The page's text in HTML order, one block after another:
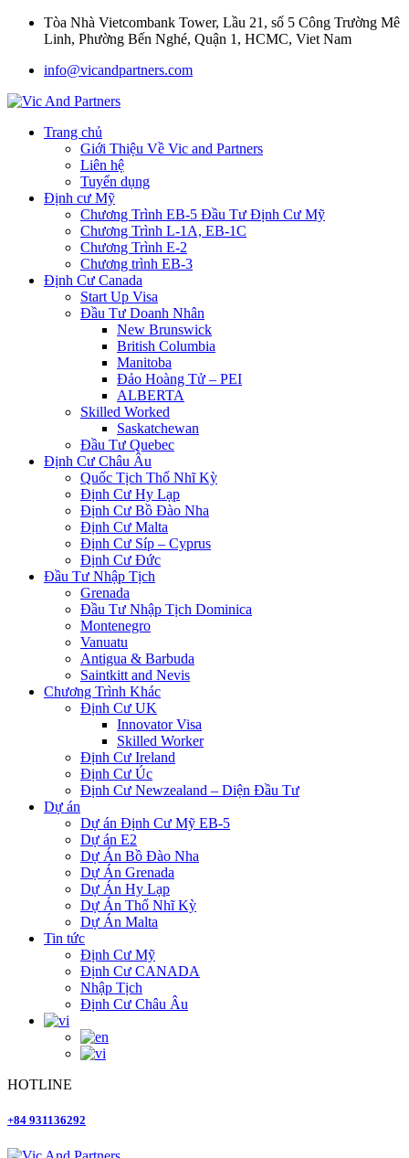
Tòa Nhà Vietcombank Tower, Lầu 21, số 5 Công Trường Mê
Linh, Phường Bến Nghé, Quận 1, HCMC, Viet Nam
info@vicandpartners.com
Trang chủ
Giới Thiệu Về Vic and Partners
Liên hệ
Tuyển dụng
Định cư Mỹ
Chương Trình EB-5 Đầu Tư Định Cư Mỹ
Chương Trình L-1A, EB-1C
Chương Trình E-2
Chương trình EB-3
Định Cư Canada
Start Up Visa
Đầu Tư Doanh Nhân
New Brunswick
British Columbia
Manitoba
Đảo Hoàng Tử – PEI
ALBERTA
Skilled Worked
Saskatchewan
Đầu Tư Quebec
Định Cư Châu Âu
Quốc Tịch Thổ Nhĩ Kỳ
Định Cư Hy Lạp
Định Cư Bồ Đào Nha
Định Cư Malta
Định Cư Síp – Cyprus
Định Cư Đức
Đầu Tư Nhập Tịch
Grenada
Đầu Tư Nhập Tịch Dominica
Montenegro
Vanuatu
Antigua & Barbuda
Saintkitt and Nevis
Chương Trình Khác
Định Cư UK
Innovator Visa
Skilled Worker
Định Cư Ireland
Định Cư Úc
Định Cư Newzealand – Diện Đầu Tư
Dự án
Dự án Định Cư Mỹ EB-5
Dự án E2
Dự Án Bồ Đào Nha
Dự Án Grenada
Dự Án Hy Lạp
Dự Án Thổ Nhĩ Kỳ
Dự Án Malta
Tin tức
Định Cư Mỹ
Định Cư CANADA
Nhập Tịch
Định Cư Châu Âu
HOTLINE
+84 931136292